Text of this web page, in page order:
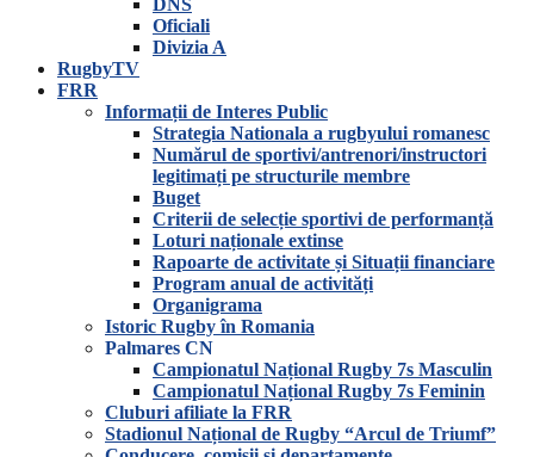
DNS
Oficiali
Divizia A
RugbyTV
FRR
Informații de Interes Public
Strategia Nationala a rugbyului romanesc
Numărul de sportivi/antrenori/instructori
legitimați pe structurile membre
Buget
Criterii de selecție sportivi de performanță
Loturi naționale extinse
Rapoarte de activitate și Situații financiare
Program anual de activități
Organigrama
Istoric Rugby în Romania
Palmares CN
Campionatul Național Rugby 7s Masculin
Campionatul Național Rugby 7s Feminin
Cluburi afiliate la FRR
Stadionul Național de Rugby “Arcul de Triumf”